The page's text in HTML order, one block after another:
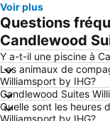
Voir plus
Questions
Candlewood
Y a-t-il une piscine à
Les animaux de
Williamsport by IHG?
Candlewood Suites
Quelle sont les heures